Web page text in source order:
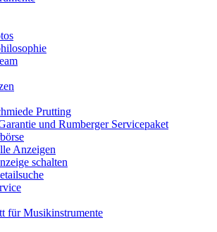
Prutting
und Rumberger Servicepaket
Anzeigen
schalten
für Musikinstrumente